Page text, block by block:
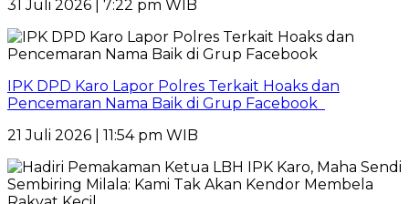
31 Juli 2026 | 7:22 pm WIB
IPK DPD Karo Lapor Polres Terkait Hoaks dan
Pencemaran Nama Baik di Grup Facebook
21 Juli 2026 | 11:54 pm WIB